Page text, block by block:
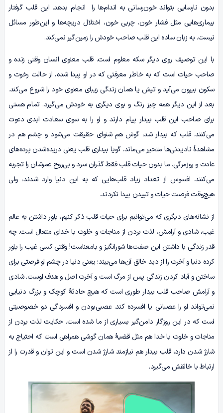
بدون نارسایی بتواند خون‌رسانی به اندام‌ها را انجام‌ بدهد. این قلب گرفتار
بیماری‌هایی مثل فشار خون، چربی‌ خون، اختلال دریچه‌ها و این‌طور مسائل
نیست. به زبان ساده این قلب صاحب خودش را زمین‌گیر نمی‌کند.
با این توصیف روی دیگر سکه معلوم است. قلب معنوی انسان وقتی زنده و
صاحب حیات است که به خاطر معرفتی که در او پیدا ‌شده، از حالت رخوت و
سکون بیرون می‌آید و تپش یا همان زندگی زیبای معنوی خود را شروع می‌کند.
بعد از این دیگر همه چیز رنگ و بوی دیگری به خودش می‌گیرد. تمام هستی
برای صاحب این قلب بیدار پیام دارند و او را به سوی سعادت ابدی دعوت
می‌کنند. قلب که بیدار شد، گوش هم شنوای حقیقت می‌شود و چشم هم در
مشاهدۀ نادیدنی‌ها متحیر می‌ماند. گویا بیداری قلب یعنی دریده‌شدن پرده‌های
عادت و روزمرگی. ما بدون حیات قلب فقط گذران سرد و بی‌روح عمرشان را تجربه
می‌کنند. افسوس از تعداد زیاد قلب‌هایی که به این دنیا وارد شدند، ولی
هیچ‌وقت فرصت حیات و تپیدن پیدا نکردند.
از نشانه‌های دیگری که می‌توانیم برای حیات قلب ذکر کنیم، باور داشتن به عالم
غیب، شادی و آرامش، لذت بردن از مناجات و خلوت با خدای متعال است. چه
قدر زندگی با داشتن این صفت‌ها شورانگیز و بامعناست! وقتی کسی غیب را باور
کرده دنیا و آخرت را از دید خالق آن‌ها می‌بیند؛ یعنی دنیا در چشم او فرصتی برای
ساختن و آباد کردن زندگی پس از مرگ است و آخرت اصل و هدف اوست. شادی
و آرامش صاحب قلب‌ بیدار طوری است که هیچ حادثۀ کوچک و بزرگ دنیایی
نمی‌تواند او را عصبانی یا افسرده کند. عصبی‌بودن و افسردگی دو خصوصیتی
است که در این روزگار دامن‌گیر بسیاری از ما شده است. حکایت لذت بردن از
مناجات و خلوت با خدا هم مثل قضیۀ همان گوشی همراهی است که احتیاج به
شارژ شدن دارد، قلب بیدار هم نیازمند شارژ شدن است و این توان و قدرت را از
ارتباط با خالقش می‌گیرد.